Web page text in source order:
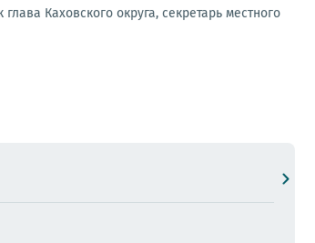
Каховского округа, секретарь местного